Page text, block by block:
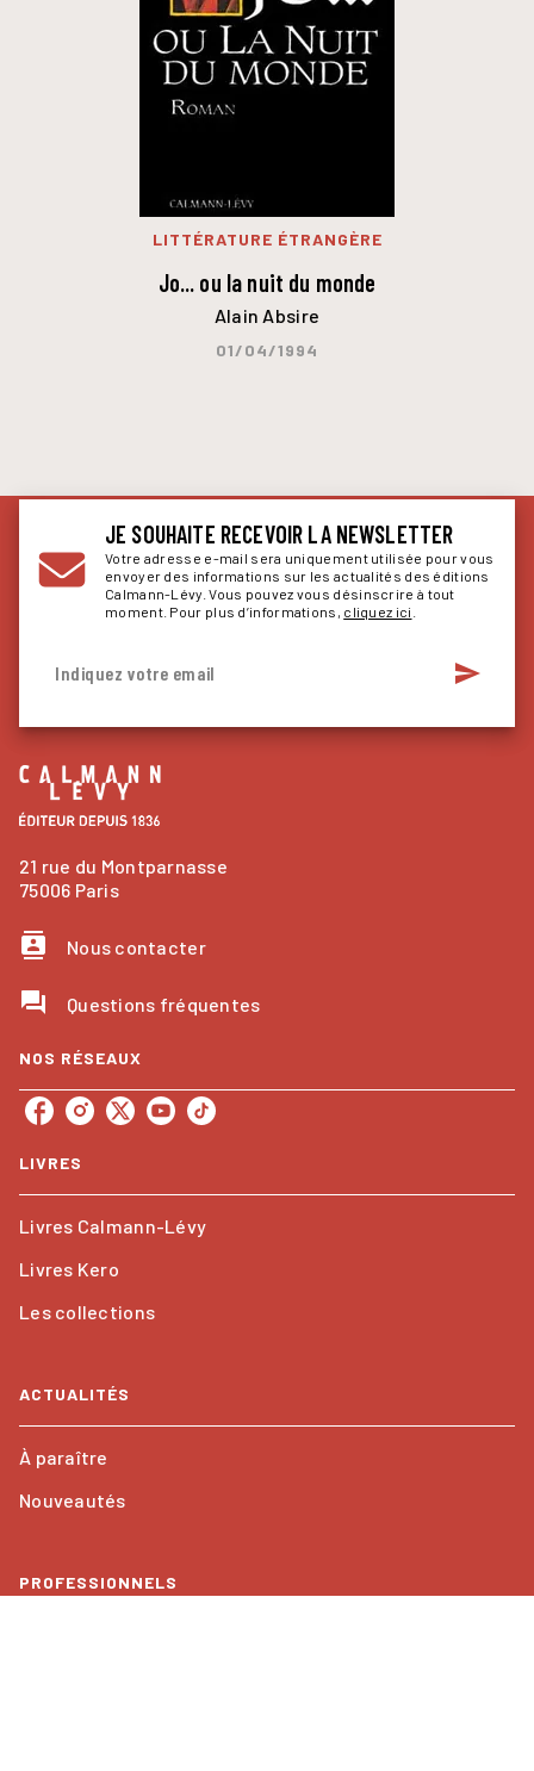
LITTÉRATURE ÉTRANGÈRE
Jo... ou la nuit du monde
Alain Absire
01/04/1994
JE SOUHAITE RECEVOIR LA NEWSLETTER
Votre adresse e-mail sera uniquement utilisée pour vous
envoyer des informations sur les actualités des éditions
Calmann-Lévy. Vous pouvez vous désinscrire à tout
moment. Pour plus d’informations, cliquez ici
Indiquez votre email send
21 rue du Montparnasse
75006 Paris
contacts Nous contacter
question_answer Questions fréquentes
NOS RÉSEAUX
LIVRES
Livres Calmann-Lévy
Livres Kero
Les collections
ACTUALITÉS
À paraître
Nouveautés
PROFESSIONNELS